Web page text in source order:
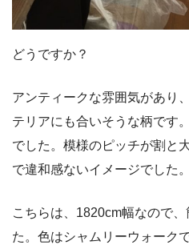
どうですか？
アンティークな雰囲気があり
テリアにも合いそうな柄です
でした。模様のピッチが割と
で違和感ないイメージでした。
こちらは、1820cm幅なので
た。色はシャムリーウォーク